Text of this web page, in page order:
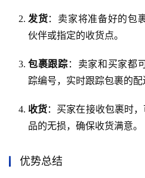
发货：卖家将准备好的包
伙伴或指定的收货点。
包裹跟踪 ：卖家和买家都
踪编号，实时跟踪包裹的配
收货：买家在接收包裹时
品的无损，确保收货满意。
优势总结